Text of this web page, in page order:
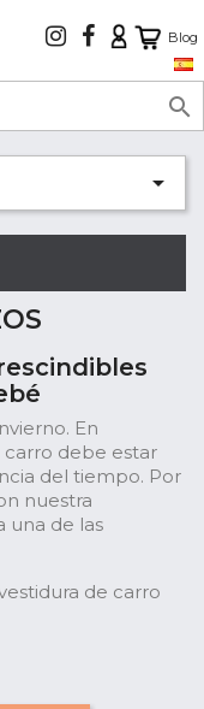
Blog


En
debe estar
del tiempo. Por
nuestra
una de las
de carro